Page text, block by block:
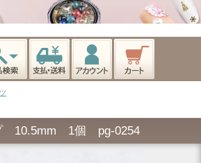
10.5mm 1個 pg-0254